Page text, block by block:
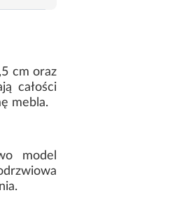
cm oraz
całości
mebla.
model